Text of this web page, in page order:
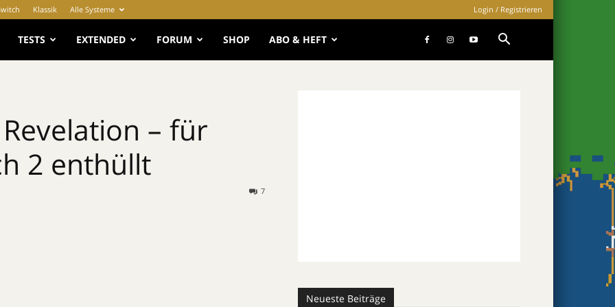
Klassik Alle Systeme Login / Registrieren
TESTS EXTENDED FORUM SHOP ABO & HEFT
– für
2 enthüllt
7
Neueste Beiträge